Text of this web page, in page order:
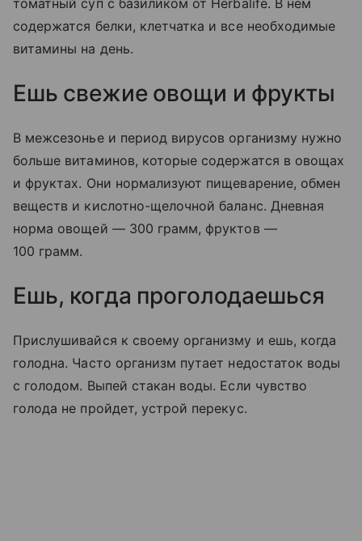
содержатся белки, клетчатка и все необходимые
витамины на день.
Ешь свежие овощи и фрукты
В межсезонье и период вирусов организму нужно
больше витаминов, которые содержатся в овощах
и фруктах. Они нормализуют пищеварение, обмен
веществ и кислотно-щелочной баланс. Дневная
норма овощей — 300 грамм, фруктов —
100 грамм.
Ешь, когда проголодаешься
Прислушивайся к своему организму и ешь, когда
голодна. Часто организм путает недостаток воды
с голодом. Выпей стакан воды. Если чувство
голода не пройдет, устрой перекус.